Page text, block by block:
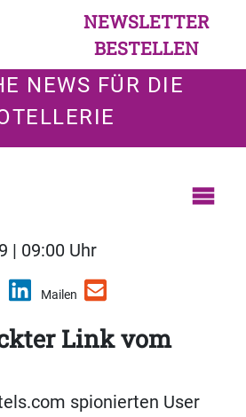
NEWSLETTER
BESTELLEN
NEWS FÜR DIE
| 09:00 Uhr
Mailen
Link vom
spionierten User